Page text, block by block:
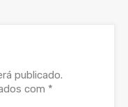
publicado.
com *